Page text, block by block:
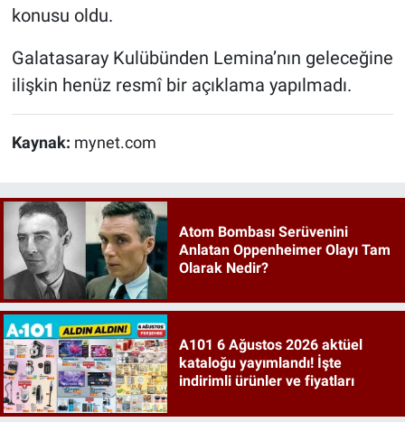
konusu oldu.
Galatasaray Kulübünden Lemina’nın geleceğine
ilişkin henüz resmî bir açıklama yapılmadı.
Kaynak: mynet.com
Atom Bombası Serüvenini
Anlatan Oppenheimer Olayı Tam
Olarak Nedir?
A101 6 Ağustos 2026 aktüel
kataloğu yayımlandı! İşte
indirimli ürünler ve fiyatları